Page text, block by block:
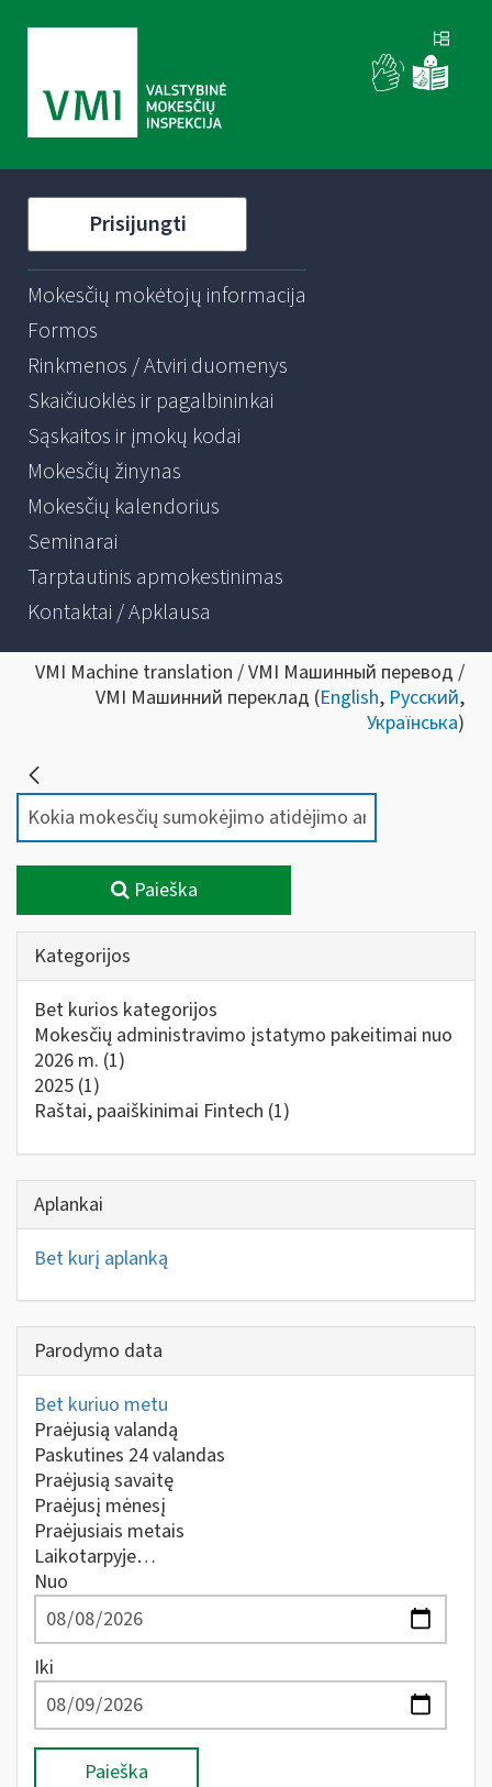
Prisijungti
Mokesčių mokėtojų informacija
Formos
Rinkmenos / Atviri duomenys
Skaičiuoklės ir pagalbininkai
Sąskaitos ir įmokų kodai
Mokesčių žinynas
Mokesčių kalendorius
Seminarai
Tarptautinis apmokestinimas
Kontaktai / Apklausa
VMI Machine translation / VMI Машинный перевод /
VMI Машинний переклад (English, Русский,
Українська)
Paieška
Kategorijos
Bet kurios kategorijos
Mokesčių administravimo įstatymo pakeitimai nuo
2026 m. (1)
2025 (1)
Raštai, paaiškinimai Fintech (1)
Aplankai
Bet kurį aplanką
Parodymo data
Bet kuriuo metu
Praėjusią valandą
Paskutines 24 valandas
Praėjusią savaitę
Praėjusį mėnesį
Praėjusiais metais
Laikotarpyje…
Nuo
Iki
Paieška